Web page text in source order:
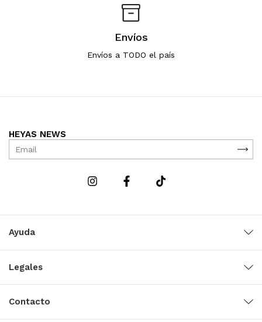
Envíos
Envíos a TODO el país
HEYAS NEWS
Ayuda
Legales
Contacto